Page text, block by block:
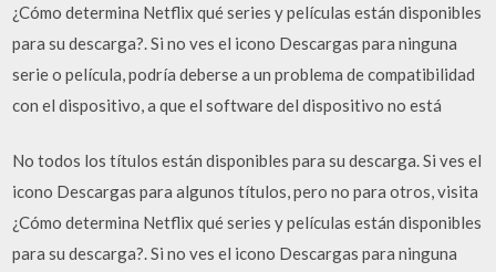
¿Cómo determina Netflix qué series y películas están disponibles
para su descarga?. Si no ves el icono Descargas para ninguna
serie o película, podría deberse a un problema de compatibilidad
con el dispositivo, a que el software del dispositivo no está
No todos los títulos están disponibles para su descarga. Si ves el
icono Descargas para algunos títulos, pero no para otros, visita
¿Cómo determina Netflix qué series y películas están disponibles
para su descarga?. Si no ves el icono Descargas para ninguna